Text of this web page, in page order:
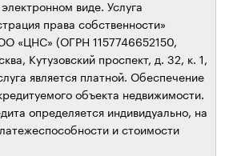
виде. Услуга
права собственности»
«ЦНС» (ОГРН 1157746652150,
Кутузовский проспект, д. 32, к. 1,
является платной. Обеспечение
объекта недвижимости.
определяется индивидуально, на
и стоимости